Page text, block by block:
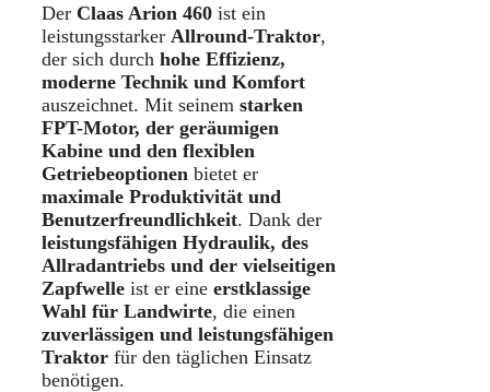
Der Claas Arion 460 ist ein
leistungsstarker Allround-Traktor,
der sich durch hohe Effizienz,
moderne Technik und Komfort
auszeichnet. Mit seinem starken
FPT-Motor, der geräumigen
Kabine und den flexiblen
Getriebeoptionen bietet er
maximale Produktivität und
Benutzerfreundlichkeit. Dank der
leistungsfähigen Hydraulik, des
Allradantriebs und der vielseitigen
Zapfwelle ist er eine erstklassige
Wahl für Landwirte, die einen
zuverlässigen und leistungsfähigen
Traktor für den täglichen Einsatz
benötigen.